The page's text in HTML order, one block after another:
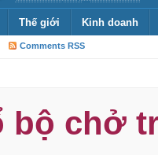
Thế giới Kinh doanh
Comments RSS
bộ chở